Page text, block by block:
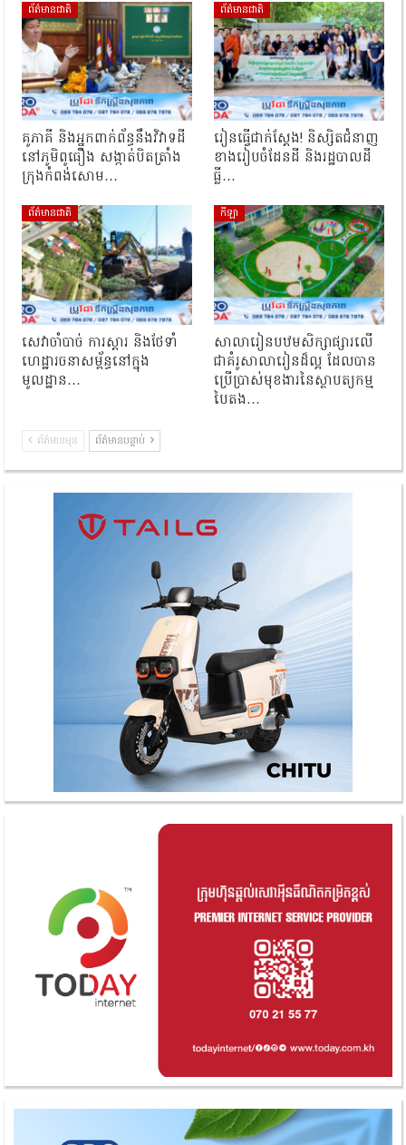
ព័ត៌មានជាតិ
គូភាគី និងអ្នកពាក់ព័ន្ធនឹងវិវាទដី
នៅភូមិពូធឿង សង្កាត់បិតត្រាំង
ក្រុងកំពង់សោម…
ព័ត៌មានជាតិ
រៀនធ្វើជាក់ស្ដែង! និស្សិតជំនាញ
ខាងរៀបចំដែនដី និងរដ្ឋបាលដី
ធ្លី…
ព័ត៌មានជាតិ
សេវាចាំបាច់ ការស្តារ និងថែទាំ
ហេដ្ឋារចនាសម្ព័ន្ធនៅក្នុង
មូលដ្ឋាន…
កីឡា
សាលារៀនបឋមសិក្សាផ្សារលើ
ជាគំរូសាលារៀនដ៏ល្អ ដែលបាន
ប្រើប្រាស់មុខងារនៃស្ថាបត្យកម្ម
បៃតង…
ព័ត៌មានមុន ព័ត៌មានបន្ទាប់